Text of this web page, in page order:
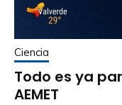
Ciencia
Todo es ya
AEMET